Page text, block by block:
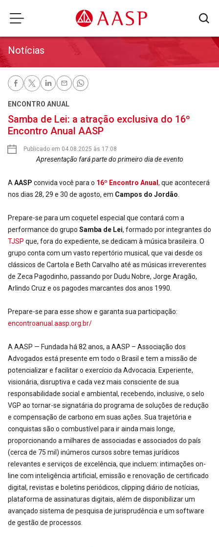
Notícias
ENCONTRO ANUAL
Samba de Lei: a atração exclusiva do 16º
Encontro Anual AASP
Publicado em 04.08.2025 às 17:08
Apresentação fará parte do primeiro dia de evento
A AASP convida você para o 16º Encontro Anual , que acontecerá
nos dias 28, 29 e 30 de agosto, em Campos do Jordão
Prepare-se para um coquetel especial que contará com a
performance do grupo Samba de Lei, formado por integrantes do
TJSP que, fora do expediente, se dedicam à música brasileira. O
grupo conta com um vasto repertório musical, que vai desde os
clássicos de Cartola e Beth Carvalho até as músicas irreverentes
de Zeca Pagodinho, passando por Dudu Nobre, Jorge Aragão,
Arlindo Cruz e os pagodes marcantes dos anos 1990.
Prepare-se para esse show e garanta sua participação:
encontroanual.aasp.org.br/
A AASP — Fundada há 82 anos, a AASP – Associação dos
Advogados está presente em todo o Brasil e tem a missão de
potencializar e facilitar o exercício da Advocacia. Experiente,
visionária, disruptiva e cada vez mais consciente de sua
responsabilidade social e ambiental, recebendo, inclusive, o selo
VGP ao tornar-se signatária do programa de soluções de redução
e compensação de carbono em suas ações. Sua trajetória e
conquistas são o combustível para ir ainda mais longe,
proporcionando a milhares de associadas e associados do país
(cerca de 75 mil) inúmeros cursos sobre temas jurídicos
relevantes e serviços de excelência, que incluem: intimações on-
line com inteligência artificial, emissão e renovação de certificado
digital, revistas e boletins periódicos, clipping diário de notícias,
plataforma de assinaturas digitais, além de disponibilizar um
avançado sistema de pesquisa de jurisprudência e um software
de gestão de processos.